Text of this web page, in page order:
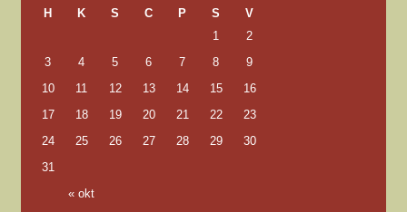
H K S C P S V
« okt
1
2
3
4 5 6 7 8
9
10
11 12 13 14 15
16
17
18 19 20 21 22
23
24
25 26 27 28 29
30
31